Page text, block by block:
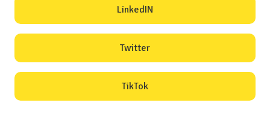
LinkedIN
Twitter
TikTok